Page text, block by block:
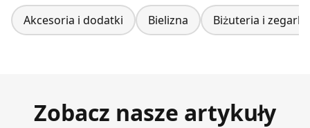
Akcesoria i dodatki Bielizna Biżuteria i zegarki
Zobacz nasze artykuły